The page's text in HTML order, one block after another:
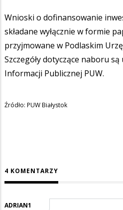
Wnioski o dofinansowanie
składane wyłącznie w formie
przyjmowane w Podlaskim
Szczegóły dotyczące naboru
Informacji Publicznej PUW.
Źródło: PUW Białystok
4 KOMENTARZY
ADRIAN1